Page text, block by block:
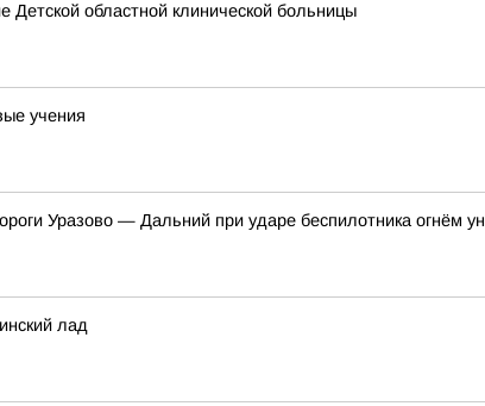
областной клинической больницы
учения
Уразово — Дальний при ударе беспилотника огнём
лад